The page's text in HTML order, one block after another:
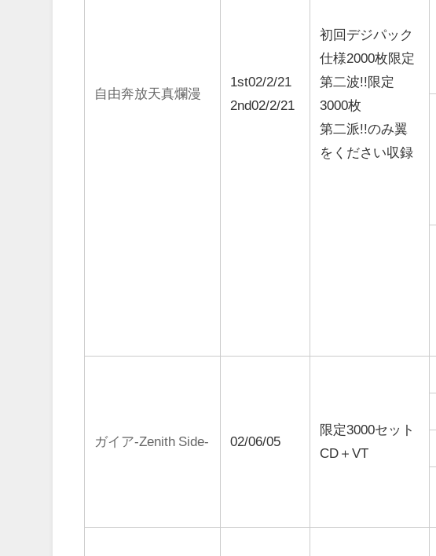
自由奔放天真爛漫
1st02/2/21
2nd02/2/21
初回デジパック
仕様2000枚限定
第二波!!限定
3000枚
第二派!!のみ翼
をください収録
ガイア-Zenith Side- 02/06/05
限定3000セット
CD＋VT